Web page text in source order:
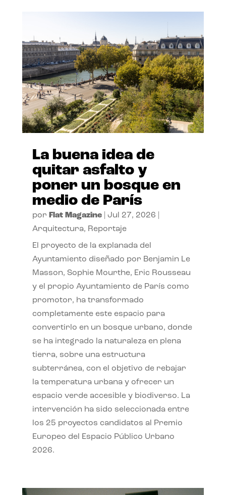
La buena idea de
quitar asfalto y
poner un bosque en
medio de París
por Flat Magazine| Jul 27, 2026
Arquitectura, Reportaje
El proyecto de la explanada del
Ayuntamiento diseñado por Benjamin Le
Masson, Sophie Mourthe, Eric Rousseau
y el propio Ayuntamiento de París como
promotor, ha transformado
completamente este espacio para
convertirlo en un bosque urbano, donde
se ha integrado la naturaleza en plena
tierra, sobre una estructura
subterránea, con el objetivo de rebajar
la temperatura urbana y ofrecer un
espacio verde accesible y biodiverso. La
intervención ha sido seleccionada entre
los 25 proyectos candidatos al Premio
Europeo del Espacio Público Urbano
2026.